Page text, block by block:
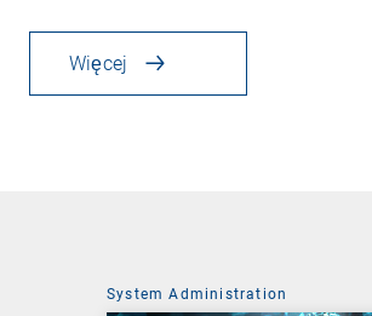
Więcej
System Administration